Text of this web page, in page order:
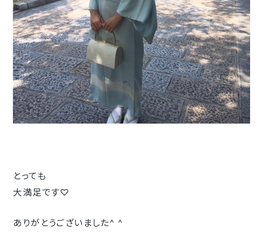
とっても
大満足です♡
ありがとうございました^ ^